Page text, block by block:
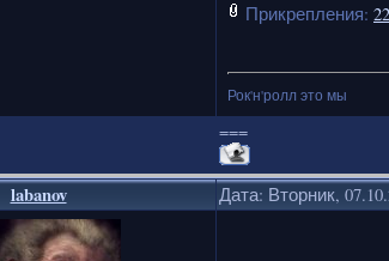
Прикрепления:
Рок'н'ролл это мы
===
labanov Дата: Вторник,